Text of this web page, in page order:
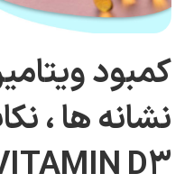
کمبود
نشانه ها ،
D3